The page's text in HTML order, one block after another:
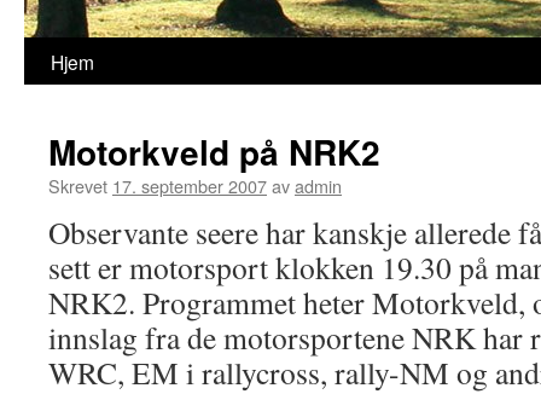
Hopp
innhold
Hjem
Motorkveld på NRK2
Skrevet 17. september 2007avadmin
Observante seere har kanskje allerede
sett er motorsport klokken 19.30 på
NRK2. Programmet heter Motorkveld,
innslag fra de motorsportene NRK har
WRC, EM i rallycross, rally-NM og